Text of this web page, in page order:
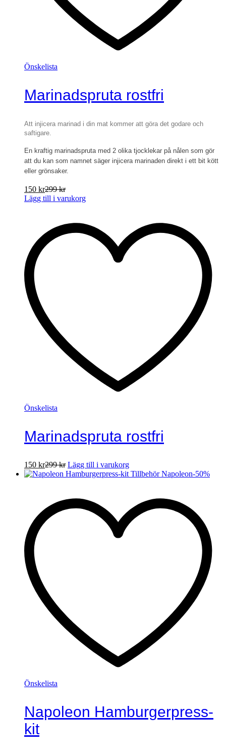
Önskelista
Marinadspruta rostfri
Att injicera marinad i din mat kommer att göra det godare och
saftigare.
En kraftig marinadspruta med 2 olika tjocklekar på nålen som gör
att du kan som namnet säger injicera marinaden direkt i ett bit kött
eller grönsaker.
150 kr299kr
Lägg till i varukorg
Önskelista
Marinadspruta rostfri
150 kr299kr Lägg till i varukorg
-50%
Önskelista
Napoleon Hamburgerpress-
kit